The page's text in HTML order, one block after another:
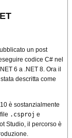
un post
codice C# nel
6 a .NET 8. Ora il
descritta come
è sostanzialmente
.csproj e
Studio, il percorso è